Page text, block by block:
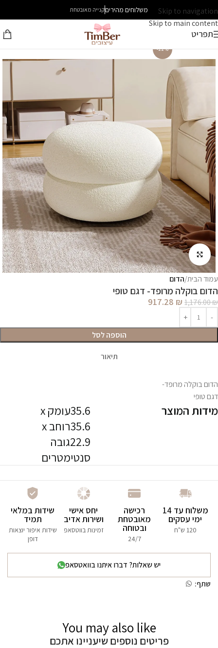
Skip to navigation
Skip to main content
משלוחים מהיריםקנייה מאובטחת
תפריט
עמוד הבית הדום
הדום בוקלה מרופד- דגם טופי
1,176.00₪
917.28 ₪
הוספה לסל
תיאור
הדום בוקלה מרופד-
דגם טופי
מידות המוצר
35.6עומק x
35.6רוחב x
22.9גובה
סנטימטרים
-22%
לחץ להגדלה
משלוח עד 14
ימי עסקים
120 ש"ח
רכישה
מאובטחת
ובטוחה
24/7
יחס אישי
ושירות אדיב
זמינות בווטסאפ
שידות במלאי
תמיד
שידות איפור יוצאות
דופן
יש שאלות? דברו איתנו בוואטסאפ
שתף:
You may also like
פריטים נוספים שיעניינו אתכם